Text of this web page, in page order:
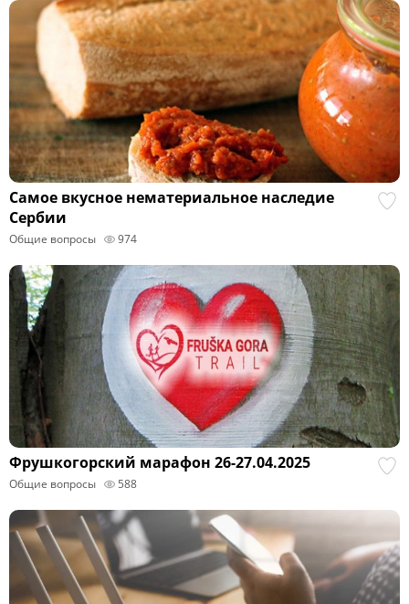
Самое вкусное нематериальное наследие
Сербии
Общие вопросы 974
Фрушкогорский марафон 26-27.04.2025
Общие вопросы 588